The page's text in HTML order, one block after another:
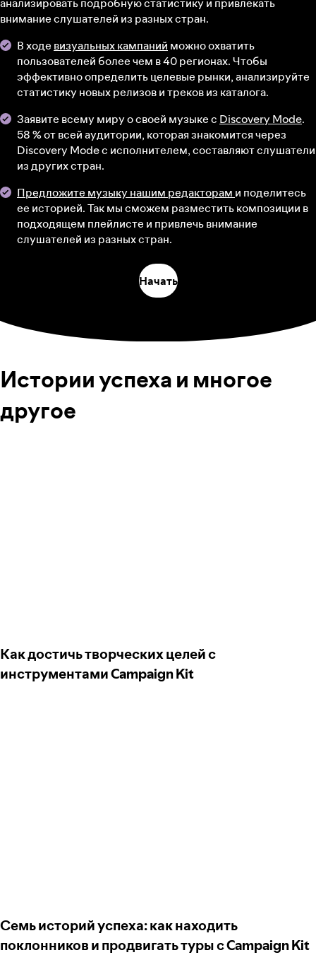
внимание слушателей из разных стран.
В ходе визуальных кампаний можно охватить
пользователей более чем в 40 регионах. Чтобы
эффективно определить целевые рынки, анализируйте
статистику новых релизов и треков из каталога.
Заявите всему миру о своей музыке с Discovery Mode.
58 % от всей аудитории, которая знакомится через
Discovery Mode с исполнителем, составляют слушатели
из других стран.
Предложите музыку нашим редакторам и поделитесь
ее историей. Так мы сможем разместить композиции в
подходящем плейлисте и привлечь внимание
слушателей из разных стран.
Начать
Истории успеха и многое
другое
Как достичь творческих целей с
инструментами Campaign Kit
Семь историй успеха: как находить
поклонников и продвигать туры с Campaign Kit